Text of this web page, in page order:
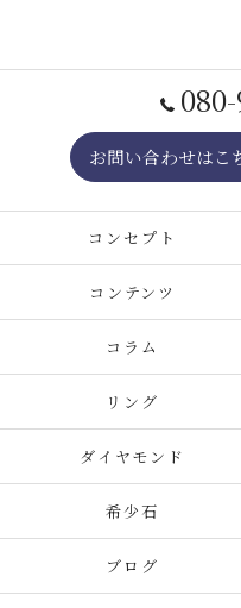
お問い合わせはこ
コンセプト
コンテンツ
コラム
リング
ダイヤモンド
希少石
ブログ